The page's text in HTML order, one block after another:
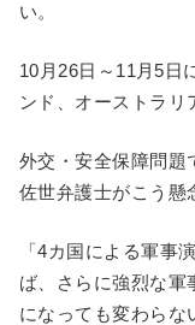
い。
10月26日～11月5日
ンド、オーストラリ
外交・安全保障問題
佐世弁護士がこう懸
「4カ国による軍事
ば、さらに強烈な軍
になっても変わらな